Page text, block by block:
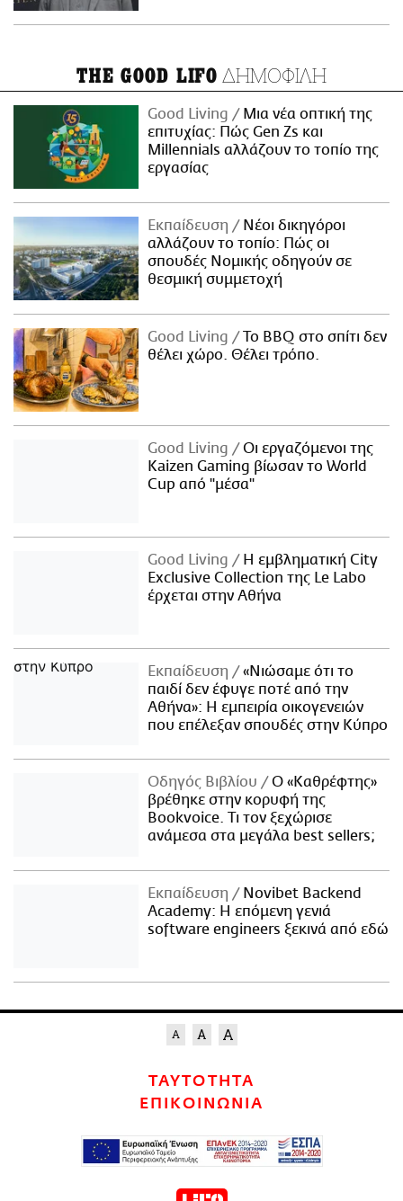
THE GOOD LIFO ΔΗΜΟΦΙΛΗ
Good Living
Μια νέα οπτική της
επιτυχίας: Πώς Gen Zs και
Millennials αλλάζουν το τοπίο της
εργασίας
Εκπαίδευση
Νέοι δικηγόροι
αλλάζουν το τοπίο: Πώς οι
σπουδές Νομικής οδηγούν σε
θεσμική συμμετοχή
Good Living
Το BBQ στο σπίτι δεν
θέλει χώρο. Θέλει τρόπο.
Good Living
Οι εργαζόμενοι της
Kaizen Gaming βίωσαν το World
Cup από "μέσα"
Good Living
Η εμβληματική City
Exclusive Collection της Le Labo
έρχεται στην Αθήνα
Εκπαίδευση
«Νιώσαμε ότι το
παιδί δεν έφυγε ποτέ από την
Αθήνα»: Η εμπειρία οικογενειών
που επέλεξαν σπουδές στην Κύπρο
Οδηγός Βιβλίου
Ο «Καθρέφτης»
βρέθηκε στην κορυφή της
Bookvoice. Τι τον ξεχώρισε
ανάμεσα στα μεγάλα best sellers;
Εκπαίδευση
Novibet Backend
Academy: Η επόμενη γενιά
software engineers ξεκινά από εδώ
ΤΑΥΤΟΤΗΤΑ
ΕΠΙΚΟΙΝΩΝΙΑ